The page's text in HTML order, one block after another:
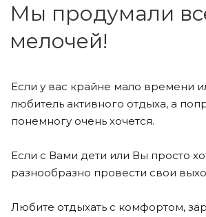
Мы продумали
мелочей!
Если у вас крайне мало времени
любитель активного отдыха, а
понемногу очень хочется.
Если с Вами дети или Вы просто
разнообразно провести свои
Любите отдыхать с комфортом,